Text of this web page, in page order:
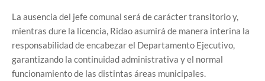
La ausencia del jefe comunal será de carácter transitorio y,
mientras dure la licencia, Ridao asumirá de manera interina la
responsabilidad de encabezar el Departamento Ejecutivo,
garantizando la continuidad administrativa y el normal
funcionamiento de las distintas áreas municipales.